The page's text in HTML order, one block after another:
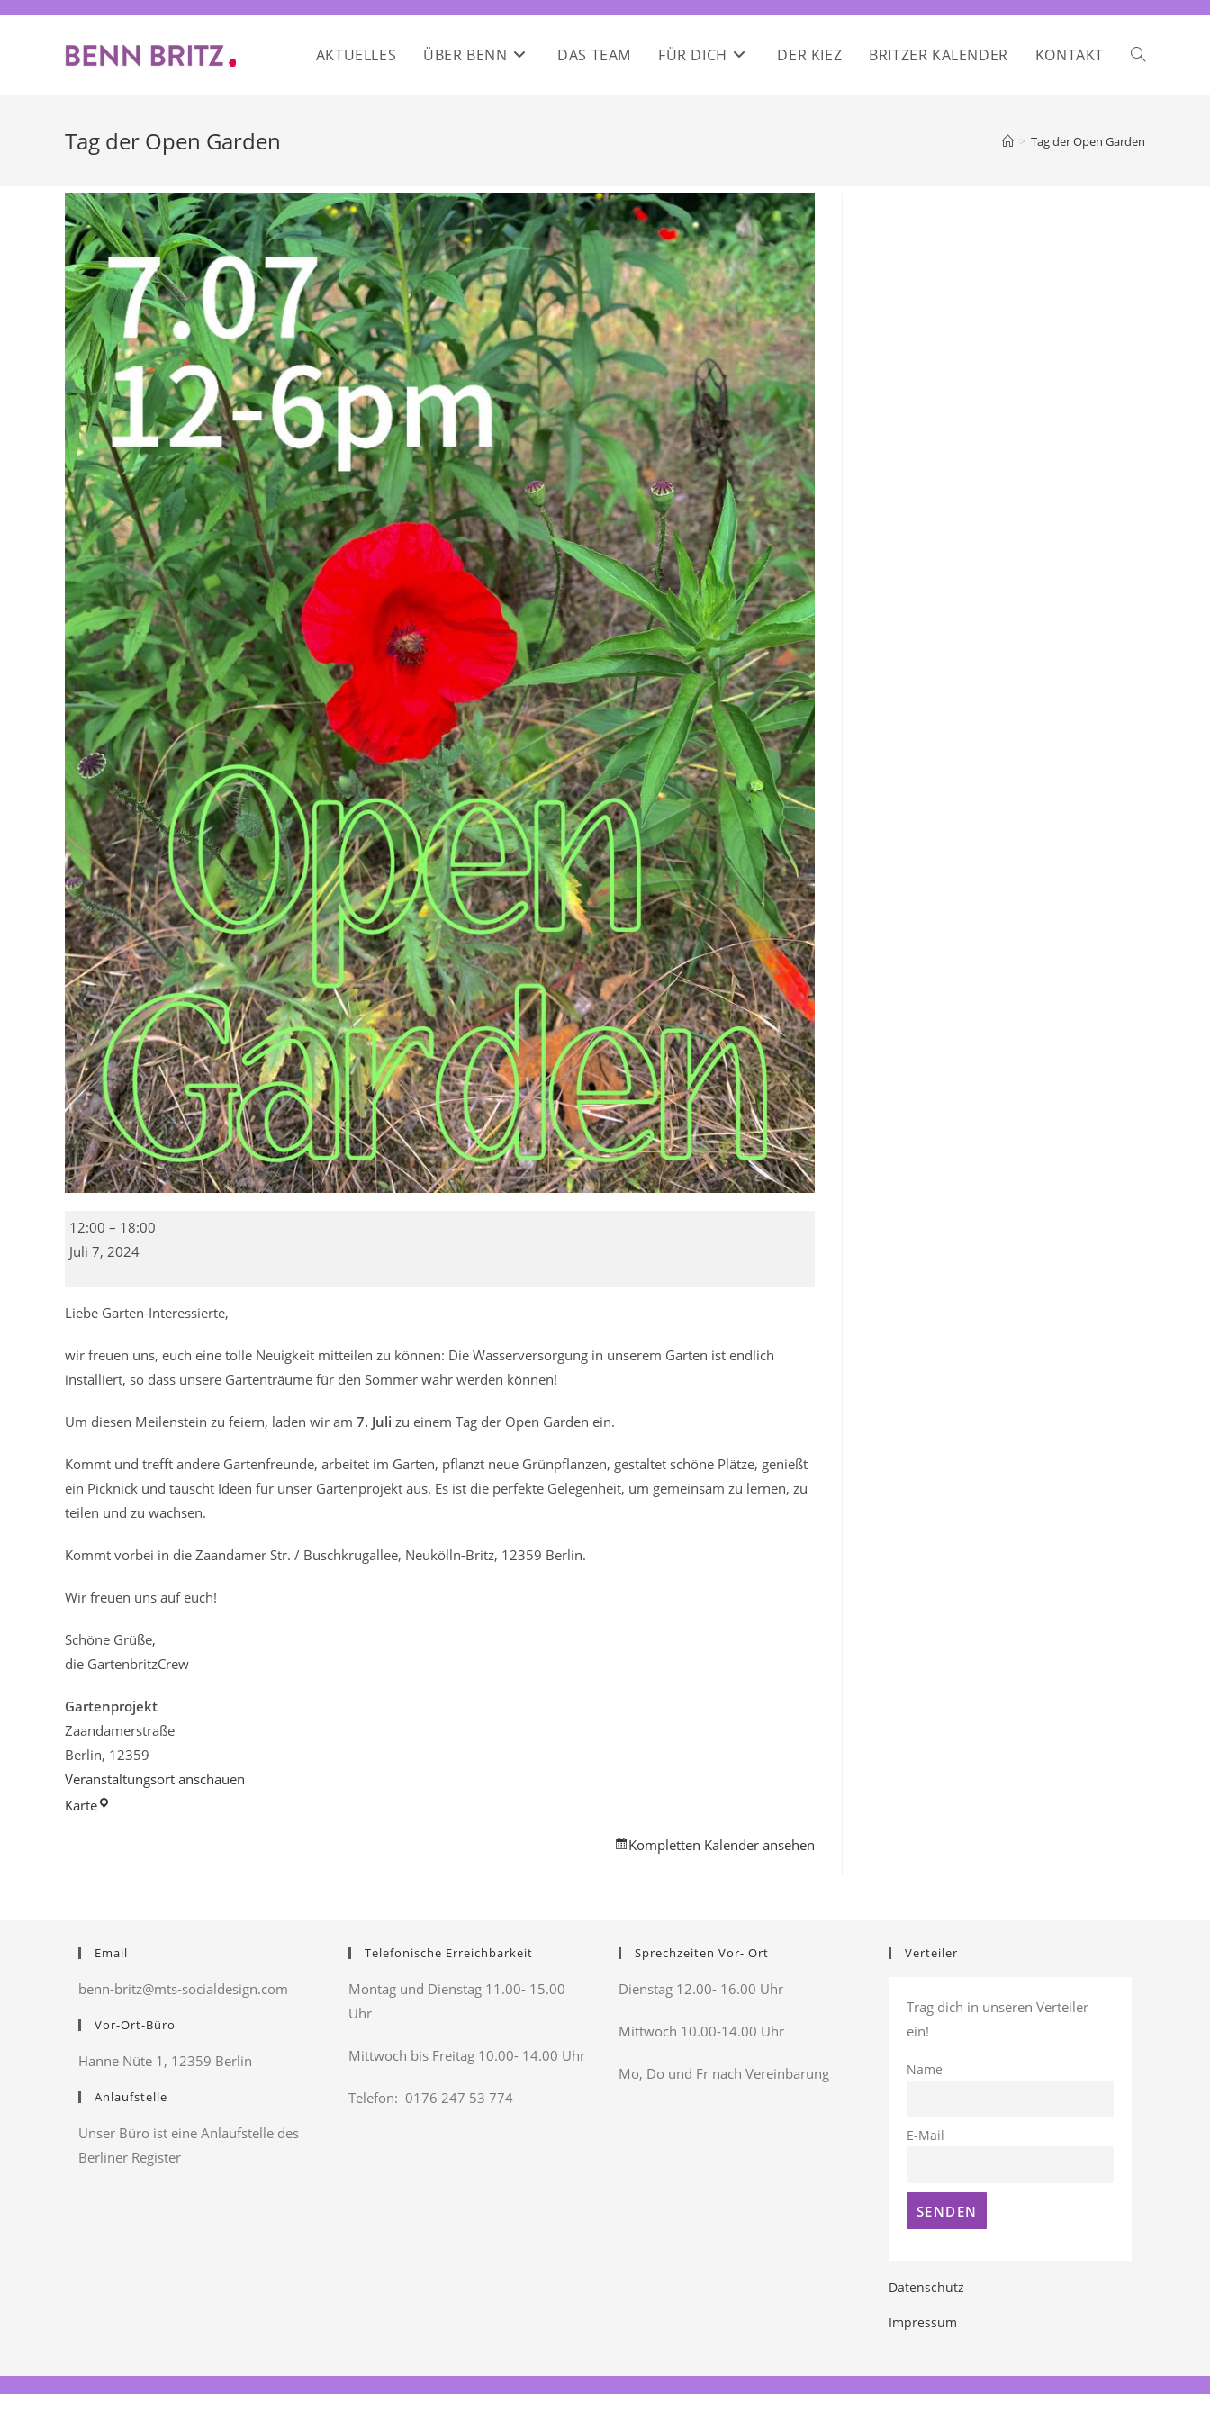
AKTUELLES ÜBER BENN DAS TEAM FÜR DICH DER KIEZ BRITZER KALENDER KONTAKT WEBSITE-
Tag der Open Garden > Tag der Open Garden
Tag
der
Garden
12:00 – 18:00
Juli 7, 2024
Liebe Garten-Interessierte,
wir freuen uns, euch eine tolle Neuigkeit mitteilen zu können: Die Wasserversorgung in unserem Garten ist endlich
installiert, so dass unsere Gartenträume für den Sommer wahr werden können!
Um diesen Meilenstein zu feiern, laden wir am 7. Juli zu einem Tag der Open Garden ein.
Kommt und trefft andere Gartenfreunde, arbeitet im Garten, pflanzt neue Grünpflanzen, gestaltet schöne Plätze, genießt
ein Picknick und tauscht Ideen für unser Gartenprojekt aus. Es ist die perfekte Gelegenheit, um gemeinsam zu lernen, zu
teilen und zu wachsen.
Kommt vorbei in die Zaandamer Str. / Buschkrugallee, Neukölln-Britz, 12359 Berlin.
Wir freuen uns auf euch!
Schöne Grüße,
die GartenbritzCrew
Gartenprojekt
Zaandamerstraße
Berlin, 12359
Veranstaltungsort anschauen
KarteGartenprojekt
Kompletten Kalender ansehen
Email
benn-britz@mts-socialdesign.com
Vor-Ort-Büro
Hanne Nüte 1, 12359 Berlin
Anlaufstelle
Unser Büro ist eine Anlaufstelle des
Berliner Register
Telefonische Erreichbarkeit
Montag und Dienstag 11.00- 15.00
Uhr
Mittwoch bis Freitag 10.00- 14.00 Uhr
Telefon: 0176 247 53 774
Sprechzeiten Vor- Ort
Dienstag 12.00- 16.00 Uhr
Mittwoch 10.00-14.00 Uhr
Mo, Do und Fr nach Vereinbarung
Verteiler
Trag dich in unseren Verteiler
ein!
Name
E-Mail
Datenschutz
Impressum